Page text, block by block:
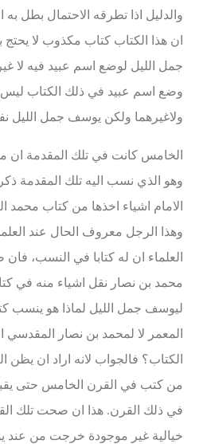
والدليل اذا تطرقه الاحتمال بطل به
ان هذا الكتاب كتاب مكذوب لا يحتج
جمل الليل لوضع اسم عبيد فيه لا
وضع اسم عبيد في ذلك الكتاب ليس
ولاغيرهما ولكن يوسف جمل الليل
الخامس كانت في تلك المقدمة ان
وهو الذي نسب اليه تلك المقدمة ذكر
وهذا الرجل معروف الحال عند
العلماء ان له كتابا في النسب، فان
محمد بن نصار نقل اشياء منه في
ليوسف جمل الليل لماذا هو ينسب
المعمر لا لمحمد بن نصار المقدسي
الكتاب؟ فالجواب لانه اراد ان يظن
من كتب في القرن الخامس حتى
في ذلك القرن. هذا ان صحت تلك
خيالية غير موجودة خرجت من عند